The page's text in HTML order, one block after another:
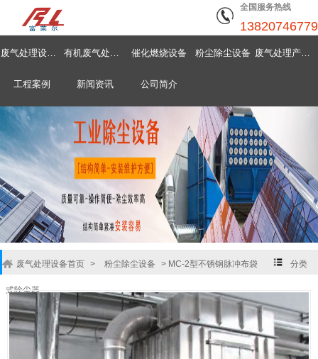
全国服务热线
13820746779
废气处理设备首页 有机废气处理设备 催化燃烧设备 粉尘除尘设备 废气处理产品中心
工程案例 新闻资讯 公司简介
分类
废气处理设备首页 > 粉尘除尘设备 > MC-2型不锈钢脉冲布袋
式除尘器